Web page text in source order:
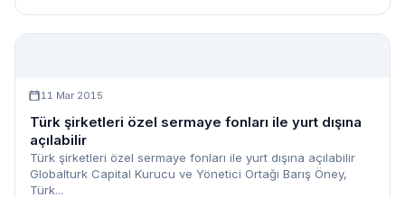
11 Mar 2015
Türk şirketleri özel sermaye fonları ile yurt dışına
açılabilir
Türk şirketleri özel sermaye fonları ile yurt dışına açılabilir
Globalturk Capital Kurucu ve Yönetici Ortağı Barış Öney,
Türk...